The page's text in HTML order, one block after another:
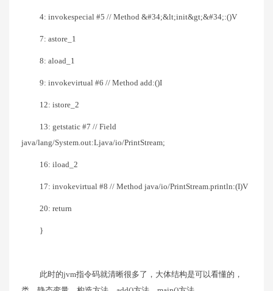
4: invokespecial #5 // Method &#34;&lt;init&gt;&#34;:()V
7: astore_1
8: aload_1
9: invokevirtual #6 // Method add:()I
12: istore_2
13: getstatic #7 // Field
java/lang/System.out:Ljava/io/PrintStream;
16: iload_2
17: invokevirtual #8 // Method java/io/PrintStream.println:(I)V
20: return
}
此时的jvm指令码就清晰很多了，大体结构是可以看懂的，